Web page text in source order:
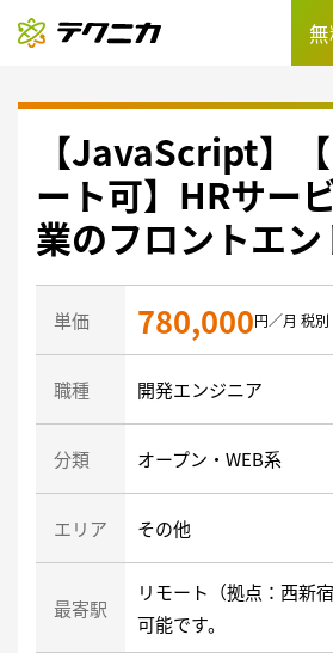
【JavaScript】
ート可】HRサー
業のフロントエ
単価 780,000円／月 税別
職種 開発エンジニア
分類 オープン・WEB系
エリア その他
最寄駅
リモート（拠点：西新
可能です。